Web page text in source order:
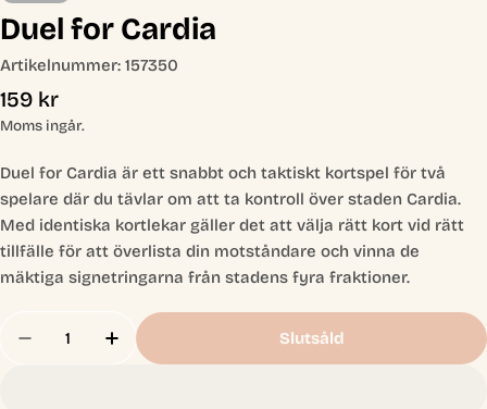
Duel for Cardia
Artikelnummer: 157350
Ordinarie
pris
159 kr
Moms ingår.
Duel for Cardia är ett snabbt och taktiskt kortspel för två
spelare där du tävlar om att ta kontroll över staden Cardia.
Med identiska kortlekar gäller det att välja rätt kort vid rätt
tillfälle för att överlista din motståndare och vinna de
mäktiga signetringarna från stadens fyra fraktioner.
Minska Antal För Duel For Cardia
Öka Antal För Duel For Cardia
Slutsåld